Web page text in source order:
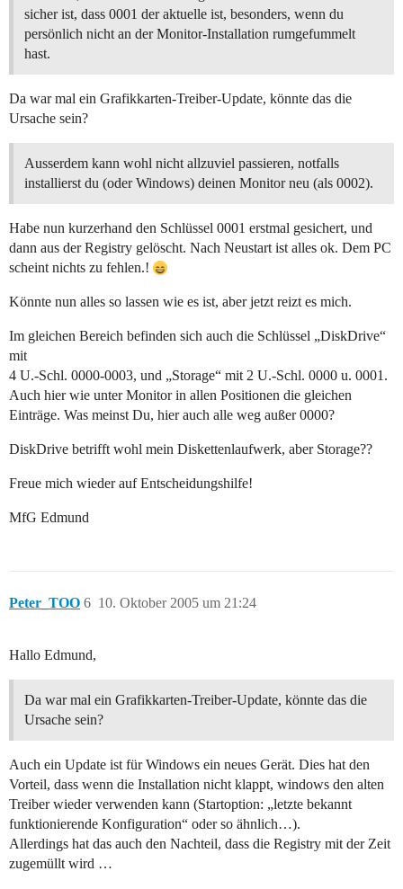
sicher ist, dass 0001 der aktuelle ist, besonders, wenn du
persönlich nicht an der Monitor-Installation rumgefummelt
hast.
Da war mal ein Grafikkarten-Treiber-Update, könnte das die
Ursache sein?
Ausserdem kann wohl nicht allzuviel passieren, notfalls
installierst du (oder Windows) deinen Monitor neu (als 0002).
Habe nun kurzerhand den Schlüssel 0001 erstmal gesichert, und
dann aus der Registry gelöscht. Nach Neustart ist alles ok. Dem PC
scheint nichts zu fehlen.!
Könnte nun alles so lassen wie es ist, aber jetzt reizt es mich.
Im gleichen Bereich befinden sich auch die Schlüssel „DiskDrive“
mit
4 U.-Schl. 0000-0003, und „Storage“ mit 2 U.-Schl. 0000 u. 0001.
Auch hier wie unter Monitor in allen Positionen die gleichen
Einträge. Was meinst Du, hier auch alle weg außer 0000?
DiskDrive betrifft wohl mein Diskettenlaufwerk, aber Storage??
Freue mich wieder auf Entscheidungshilfe!
MfG Edmund
Peter_TOO 10. Oktober 2005 um 21:24
6
Hallo Edmund,
Da war mal ein Grafikkarten-Treiber-Update, könnte das die
Ursache sein?
Auch ein Update ist für Windows ein neues Gerät. Dies hat den
Vorteil, dass wenn die Installation nicht klappt, windows den alten
Treiber wieder verwenden kann (Startoption: „letzte bekannt
funktionierende Konfiguration“ oder so ähnlich…).
Allerdings hat das auch den Nachteil, dass die Registry mit der Zeit
zugemüllt wird …